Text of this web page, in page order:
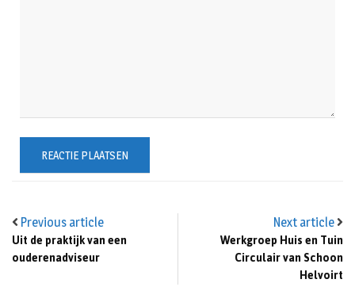
Previous article
Uit de praktijk van een
ouderenadviseur
Next article
Werkgroep Huis en Tuin
Circulair van Schoon
Helvoirt